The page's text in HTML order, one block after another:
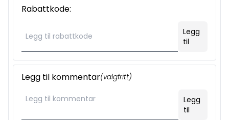
Rabattkode:
Legg
til
Legg til kommentar(valgfritt)
Legg
til